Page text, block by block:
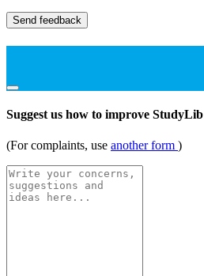
Send feedback
Suggest us how to improve StudyLib
(For complaints, use another form )